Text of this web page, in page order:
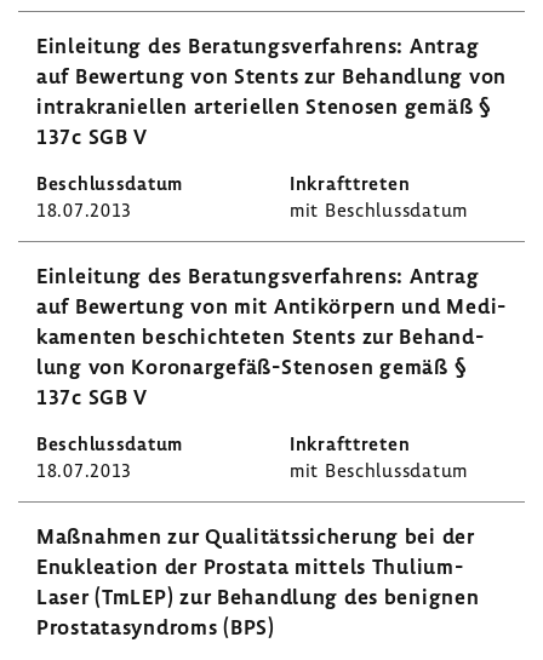
Einlei­tung des Bera­tungs­ver­fah­rens: Antrag
auf Bewer­tung von Stents zur Behand­lung von
intra­kra­ni­ellen arte­ri­ellen Stenosen gemäß §
137c SGB V
18.07.2013 mit Beschluss­datum
Einlei­tung des Bera­tungs­ver­fah­rens: Antrag
auf Bewer­tung von mit Anti­kör­pern und Medi­
ka­menten beschich­teten Stents zur Behand­
lung von Koronargefäß-​Stenosen gemäß §
137c SGB V
18.07.2013 mit Beschluss­datum
Maßnahmen zur Quali­täts­si­che­rung bei der
Enuklea­tion der Prostata mittels Thulium-​
Laser (TmLEP) zur Behand­lung des benignen
Prosta­ta­syn­droms (BPS)